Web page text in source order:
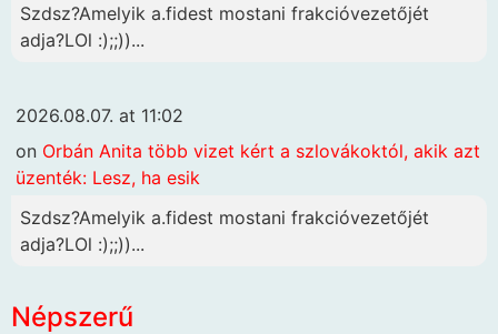
Szdsz?Amelyik a.fidest mostani frakcióvezetőjét
adja?LOl :);;))...
2026.08.07. at 11:02
on Orbán Anita több vizet kért a szlovákoktól, akik azt
üzenték: Lesz, ha esik
Szdsz?Amelyik a.fidest mostani frakcióvezetőjét
adja?LOl :);;))...
Népszerű